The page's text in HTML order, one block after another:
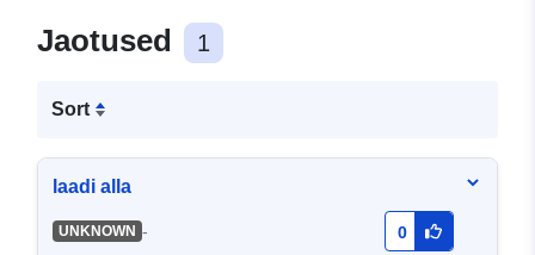
Jaotused 1
Sort
laadi alla
UNKNOWN - 0